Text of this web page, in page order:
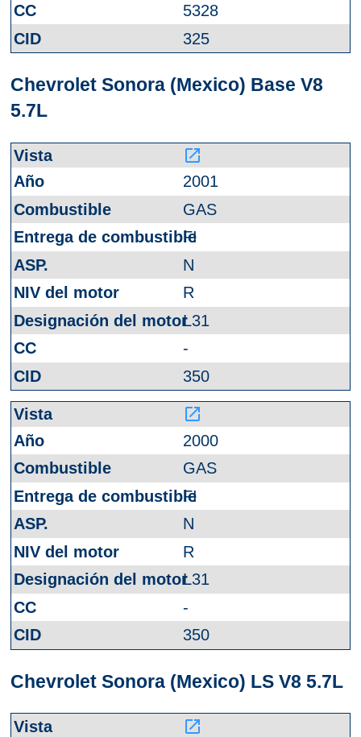
5328
325
Chevrolet Sonora (Mexico) Base V8
5.7L
launch
2001
GAS
FI
N
R
L31
-
350
launch
2000
GAS
FI
N
R
L31
-
350
Chevrolet Sonora (Mexico) LS V8 5.7L
launch